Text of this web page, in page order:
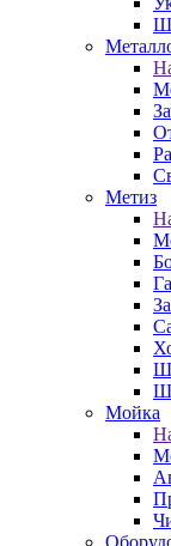
Метиз
Мойка